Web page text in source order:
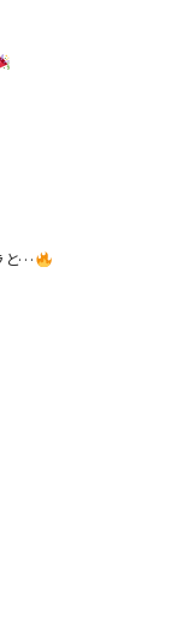
と…